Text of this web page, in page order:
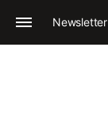
Newsletter